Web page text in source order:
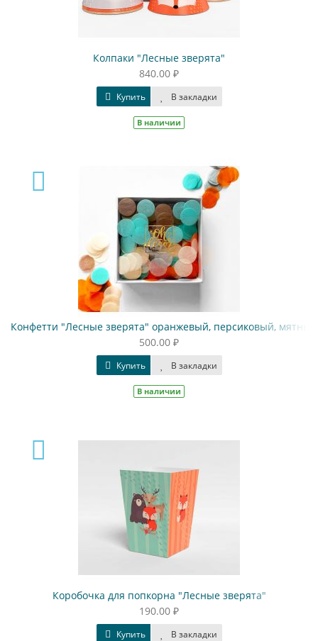
Колпаки "Лесные зверята"
840.00 ₽
Купить В закладки
В наличии
Конфетти "Лесные зверята" оранжевый, персиковый,
500.00 ₽
Купить В закладки
В наличии
Коробочка для попкорна "Лесные зверята"
190.00 ₽
Купить В закладки